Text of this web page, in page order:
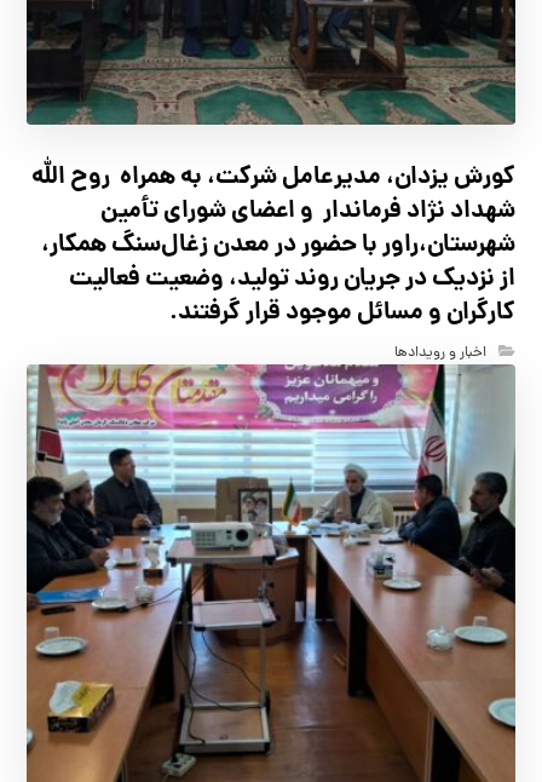
کورش یزدان، مدیرعامل شرکت، به همراه روح الله
شهداد نژاد فرماندار و اعضای شورای تأ‌مین
شهرستان،راور با حضور در معدن زغال‌سنگ همکار،
از نزدیک در جریان روند تولید، وضعیت فعالیت
کارگران و مسائل موجود قرار گرفتند.
اخبار و رویدادها